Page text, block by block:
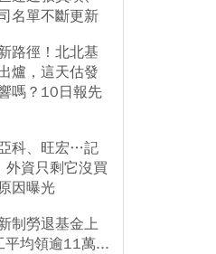
名單不斷更新
路徑！北北基
爐，這天估發
嗎？10日報先
科、旺宏…記
外資只剩它沒買
因曝光
制勞退基金上
平均領逾11萬...